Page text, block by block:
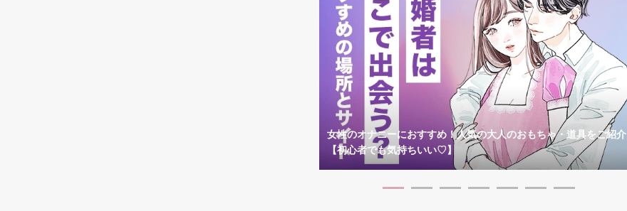
女性のオナニーにおすすめ！人気の大人のおもちゃ・道具をご紹介
【初心者でも気持ちいい♡】